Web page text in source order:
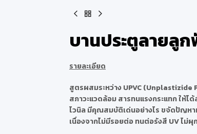
โครงสร้างและการซ่อมแซม
บานประตูลายลู
รายละเอียด
สูตรผสมระหว่าง UPVC
สภาวะแวดล้อม สารทนแรงกระแทก ให้
ไวนิล มีคุณสมบัติเด่นอย่างไร ขจัดปัญห
เนื่องจากไม่มีรอยต่อ ทนต่อรังสี UV ไม่ผุ